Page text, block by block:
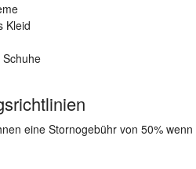
Kleid
eine Stornogebühr von 50%